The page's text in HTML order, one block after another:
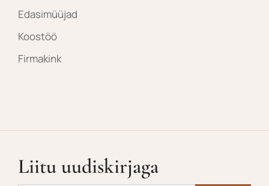
Edasimüüjad
Koostöö
Firmakink
Liitu uudiskirjaga